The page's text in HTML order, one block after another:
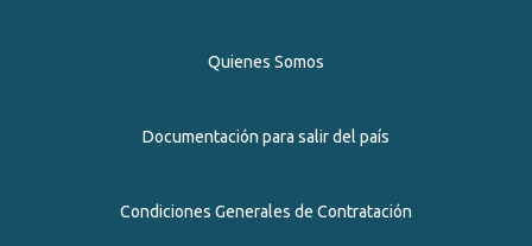
Quienes Somos
Documentación para salir del país
Condiciones Generales de Contratación